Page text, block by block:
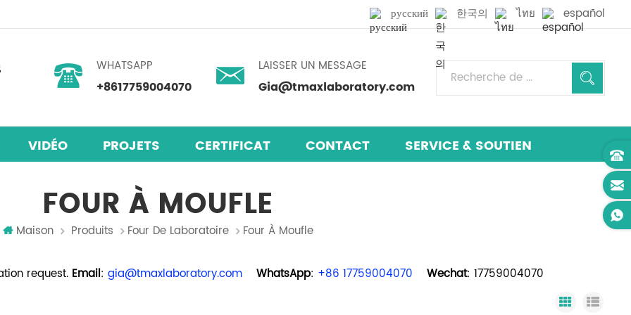
русский 한국의 ไทย español
WHATSAPP
+8617759004070
LAISSER UN MESSAGE
Gia@tmaxlaboratory.com
VIDÉO PROJETS CERTIFICAT CONTACT SERVICE & SOUTIEN
FOUR À MOUFLE
Maison Produits Four De Laboratoire Four À Moufle
request. Email: gia@tmaxlaboratory.com WhatsApp: +86 17759004070 Wechat: 17759004070
Grid View